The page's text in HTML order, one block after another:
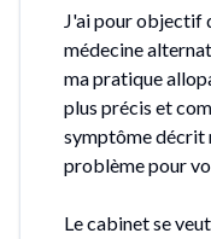
J'ai pour objectif
médecine
ma pratique
plus précis et
symptôme décrit
problème pour
Le cabinet se